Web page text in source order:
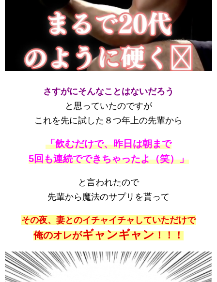
さすがにそんなことはないだろう
と思っていたのですが
これを先に試した８つ年上の先輩から
「飲むだけで、昨日は朝まで
5回も連続でできちゃったよ（笑）」
と言われたので
先輩から魔法のサプリを貰って
その夜、妻とのイチャイチャしていただけで
俺のオレがギャンギャン ！！！